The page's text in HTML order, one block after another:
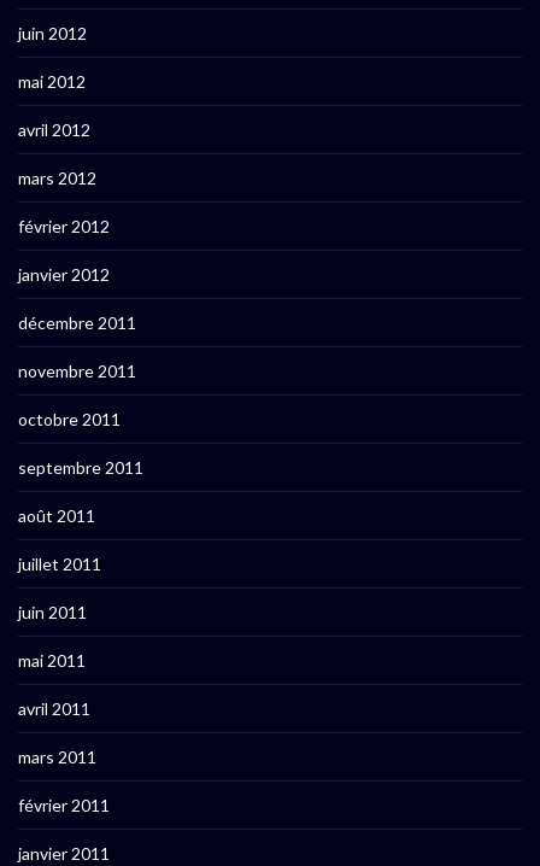
juin 2012
mai 2012
avril 2012
mars 2012
février 2012
janvier 2012
décembre 2011
novembre 2011
octobre 2011
septembre 2011
août 2011
juillet 2011
juin 2011
mai 2011
avril 2011
mars 2011
février 2011
janvier 2011